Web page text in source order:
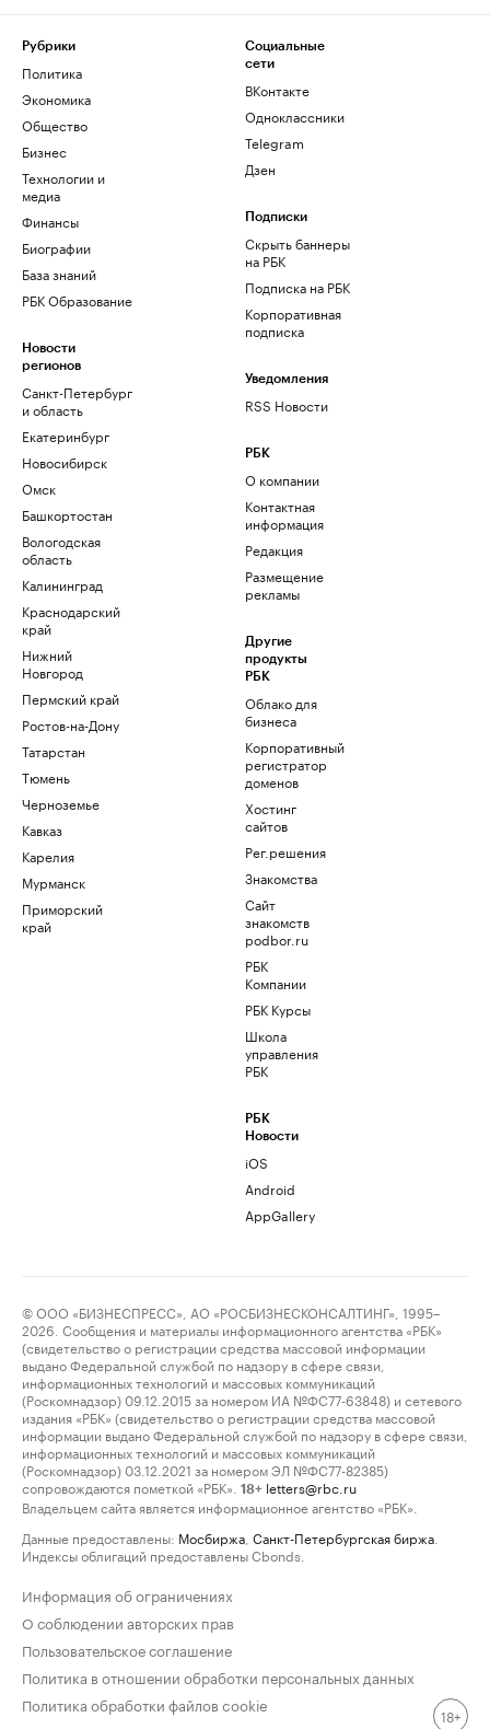
Рубрики
Политика
Экономика
Общество
Бизнес
Технологии и
медиа
Финансы
Биографии
База знаний
РБК Образование
Новости
регионов
Санкт-Петербург
и область
Екатеринбург
Новосибирск
Омск
Башкортостан
Вологодская
область
Калининград
Краснодарский
край
Нижний
Новгород
Пермский край
Ростов-на-Дону
Татарстан
Тюмень
Черноземье
Кавказ
Карелия
Мурманск
Приморский
край
Социальные
сети
ВКонтакте
Одноклассники
Telegram
Дзен
Подписки
Скрыть баннеры
на РБК
Подписка на РБК
Корпоративная
подписка
Уведомления
RSS Новости
РБК
О компании
Контактная
информация
Редакция
Размещение
рекламы
Другие
продукты
РБК
Облако для
бизнеса
Корпоративный
регистратор
доменов
Хостинг
сайтов
Рег.решения
Знакомства
Сайт
знакомств
podbor.ru
РБК
Компании
РБК Курсы
Школа
управления
РБК
РБК
Новости
iOS
Android
AppGallery
© ООО «БИЗНЕСПРЕСС», АО «РОСБИЗНЕСКОНСАЛТИНГ», 1995–
2026. Сообщения и материалы информационного агентства «РБК»
(свидетельство о регистрации средства массовой информации
выдано Федеральной службой по надзору в сфере связи,
информационных технологий и массовых коммуникаций
(Роскомнадзор) 09.12.2015 за номером ИА №ФС77-63848) и сетевого
издания «РБК» (свидетельство о регистрации средства массовой
информации выдано Федеральной службой по надзору в сфере связи,
информационных технологий и массовых коммуникаций
(Роскомнадзор) 03.12.2021 за номером ЭЛ №ФС77-82385)
сопровождаются пометкой «РБК».
18+ letters@rbc.ru
Владельцем сайта является информационное агентство «РБК».
Данные предоставлены: Мосбиржа Санкт-Петербургская биржа
Индексы облигаций предоставлены Cbonds.
Информация об ограничениях
О соблюдении авторских прав
Пользовательское соглашение
Политика в отношении обработки персональных данных
Политика обработки файлов cookie
18+